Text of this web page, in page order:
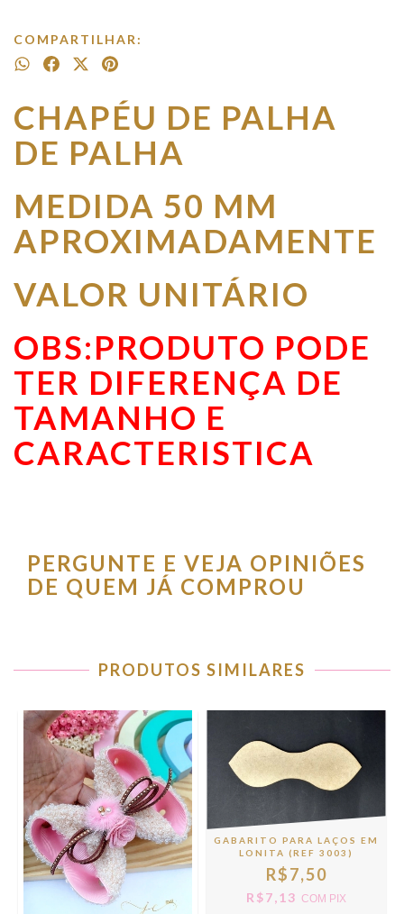
COMPARTILHAR:
CHAPÉU DE PALHA
DE PALHA
MEDIDA 50 MM
APROXIMADAMENTE
VALOR UNITÁRIO
OBS:PRODUTO PODE
TER DIFERENÇA DE
TAMANHO E
CARACTERISTICA
PERGUNTE E VEJA OPINIÕES
DE QUEM JÁ COMPROU
PRODUTOS SIMILARES
GABARITO PARA LAÇOS EM
LONITA (REF 3003)
R$7,50
R$7,13 COM PIX